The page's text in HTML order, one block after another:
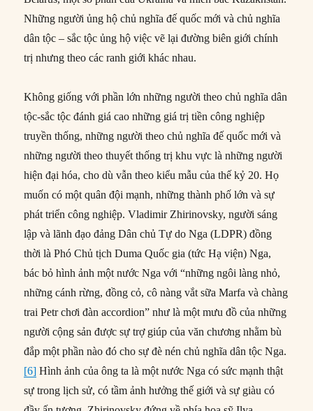
Những người ủng hộ chủ nghĩa đế quốc mới và chủ nghĩa
dân tộc – sắc tộc ủng hộ việc vẽ lại đường biên giới chính
trị nhưng theo các ranh giới khác nhau.
Không giống với phần lớn những người theo chủ nghĩa dân
tộc-sắc tộc đánh giá cao những giá trị tiền công nghiệp
truyền thống, những người theo chủ nghĩa đế quốc mới và
những người theo thuyết thống trị khu vực là những người
hiện đại hóa, cho dù vẫn theo kiểu mẫu của thế kỷ 20. Họ
muốn có một quân đội mạnh, những thành phố lớn và sự
phát triển công nghiệp. Vladimir Zhirinovsky, người sáng
lập và lãnh đạo đảng Dân chủ Tự do Nga (LDPR) đồng
thời là Phó Chủ tịch Duma Quốc gia (tức Hạ viện) Nga,
bác bỏ hình ảnh một nước Nga với “những ngôi làng nhỏ,
những cánh rừng, đồng cỏ, cô nàng vắt sữa Marfa và chàng
trai Petr chơi đàn accordion” như là một mưu đồ của những
người cộng sản được sự trợ giúp của văn chương nhằm bù
đắp một phần nào đó cho sự đè nén chủ nghĩa dân tộc Nga.
[6] Hình ảnh của ông ta là một nước Nga có sức mạnh thật
sự trong lịch sử, có tầm ảnh hưởng thế giới và sự giàu có